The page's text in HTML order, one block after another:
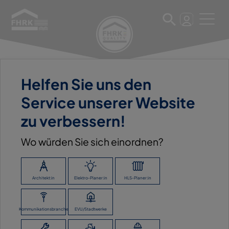
Helfen Sie uns den
Service unserer Website
zu verbessern!
Wo würden Sie sich einordnen?
Architekt:in Elektro-Planer:in HLS-Planer:in
Kommunikationsbranche EVU/Stadtwerke
11. März 2025
OSKAR BÖTTCHER GMBH &
CO. KG
ZURÜCK ZUR ÜBERSICHT